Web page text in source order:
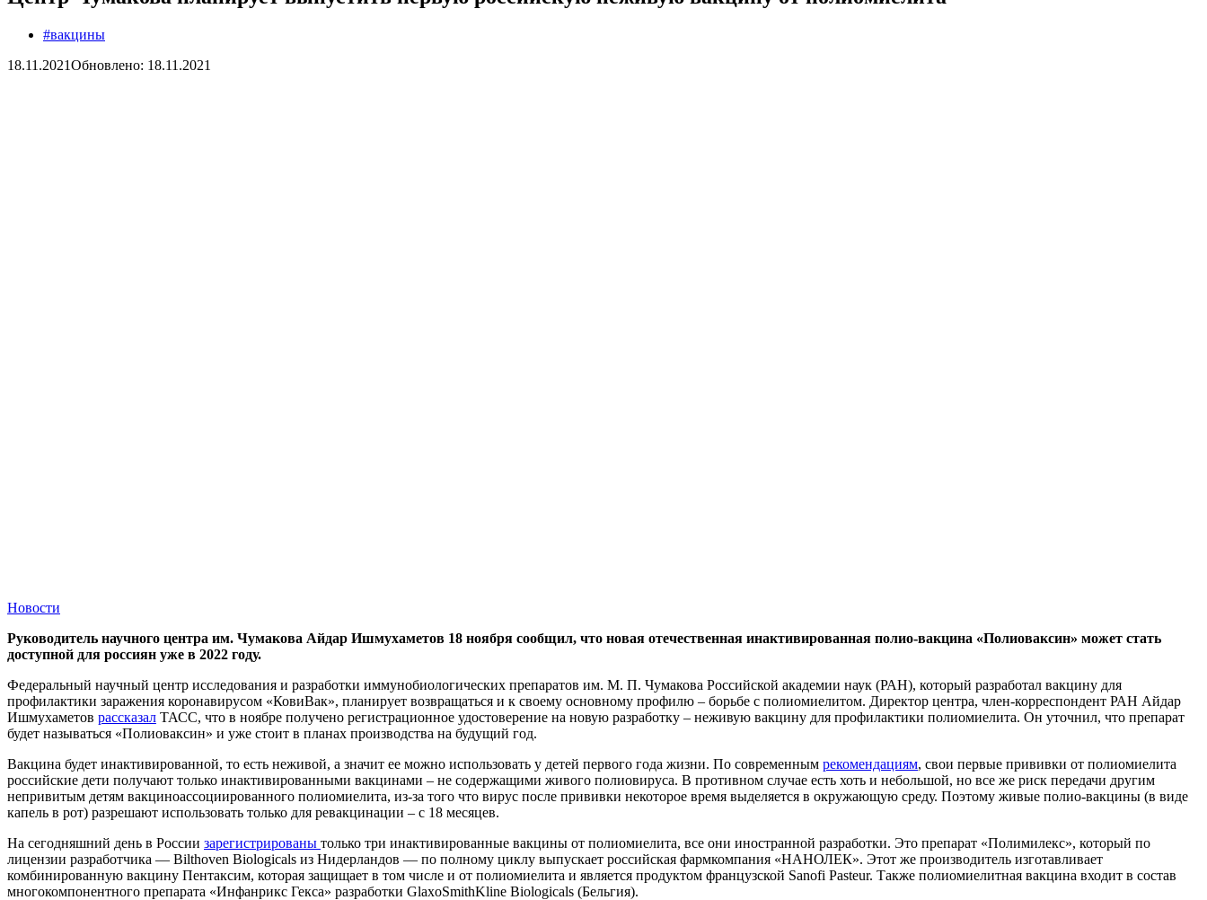
#вакцины
18.11.2021Обновлено: 18.11.2021
Новости
Руководитель научного центра им. Чумакова Айдар Ишмухаметов 18 ноября сообщил, что новая отечественная инактивированная полио-вакцина «Полиоваксин» может стать
доступной для россиян уже в 2022 году.
Федеральный научный центр исследования и разработки иммунобиологических препаратов им. М. П. Чумакова Российской академии наук (РАН), который разработал вакцину для
профилактики заражения коронавирусом «КовиВак», планирует возвращаться и к своему основному профилю – борьбе с полиомиелитом. Директор центра, член-корреспондент РАН Айдар
Ишмухаметов рассказал ТАСС, что в ноябре получено регистрационное удостоверение на новую разработку – неживую вакцину для профилактики полиомиелита. Он уточнил, что препарат
будет называться «Полиоваксин» и уже стоит в планах производства на будущий год.
Вакцина будет инактивированной, то есть неживой, а значит ее можно использовать у детей первого года жизни. По современным рекомендациям, свои первые прививки от полиомиелита
российские дети получают только инактивированными вакцинами – не содержащими живого полиовируса. В противном случае есть хоть и небольшой, но все же риск передачи другим
непривитым детям вакциноассоциированного полиомиелита, из-за того что вирус после прививки некоторое время выделяется в окружающую среду. Поэтому живые полио-вакцины (в виде
капель в рот) разрешают использовать только для ревакцинации – с 18 месяцев.
На сегодняшний день в России зарегистрированы только три инактивированные вакцины от полиомиелита, все они иностранной разработки. Это препарат «Полимилекс», который по
лицензии разработчика — Bilthoven Biologicals из Нидерландов — по полному циклу выпускает российская фармкомпания «НАНОЛЕК». Этот же производитель изготавливает
комбинированную вакцину Пентаксим, которая защищает в том числе и от полиомиелита и является продуктом французской Sanofi Pasteur. Также полиомиелитная вакцина входит в состав
многокомпонентного препарата «Инфанрикс Гекса» разработки GlaxoSmithKline Biologicals (Бельгия).